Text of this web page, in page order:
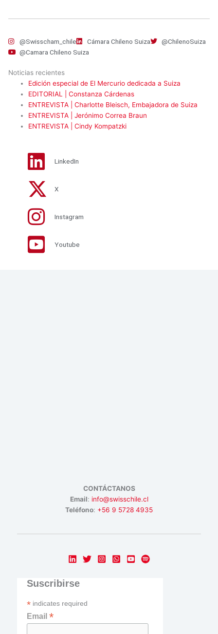
@Swisscham_chile Cámara Chileno Suiza
@ChilenoSuiza
@Camara Chileno Suiza
Noticias recientes
Edición especial de El Mercurio dedicada a Suiza
EDITORIAL | Constanza Cárdenas
ENTREVISTA | Charlotte Bleisch, Embajadora de Suiza
ENTREVISTA | Jerónimo Correa Braun
ENTREVISTA | Cindy Kompatzki
LinkedIn
X
Instagram
Youtube
CONTÁCTANOS
Email: info@swisschile.cl
Teléfono: +56 9 5728 4935
Suscribirse
* indicates required
Email *